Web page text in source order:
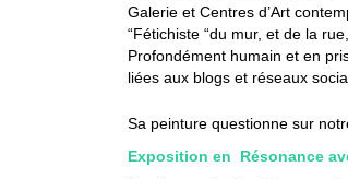
Galerie et Centres d’Art
“Fétichiste “du mur, et de la rue,
Profondément humain et en
liées aux blogs et réseaux
Sa peinture questionne sur
Exposition en Résonance